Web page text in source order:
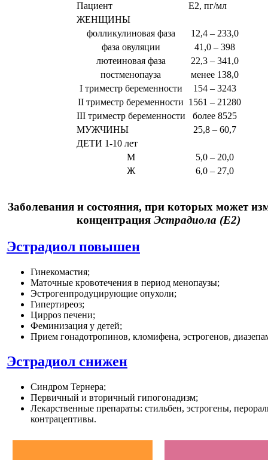
Пациент
Е2, пг/мл
ЖЕНЩИНЫ
фолликулиновая фаза
12,4 – 233,0
фаза овуляции
41,0 – 398
лютеиновая фаза
22,3 – 341,0
постменопауза
менее 138,0
I триместр беременности
154 – 3243
II триместр беременности 1561 – 21280
III триместр беременности
более 8525
МУЖЧИНЫ
25,8 – 60,7
ДЕТИ 1-10 лет
М
5,0 – 20,0
Ж
6,0 – 27,0
Заболевания и состояния, при которых может
концентрация Эстрадиола (E2)
Эстрадиол повышен
Гинекомастия;
Маточные кровотечения в период менопаузы;
Эстрогенпродуцирующие опухоли;
Гипертиреоз;
Цирроз печени;
Феминизация у детей;
Прием гонадотропинов, кломифена, эстрогенов,
Эстрадиол снижен
Синдром Тернера;
Первичный и вторичный гипогонадизм;
Лекарственные препараты: стильбен, эстрогены,
контрацептивы.